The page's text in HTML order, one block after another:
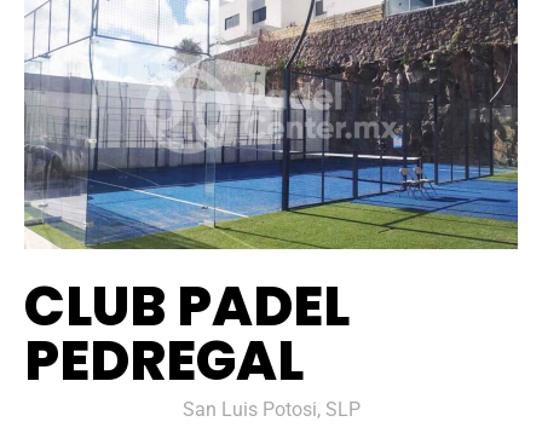
CLUB PADEL
PEDREGAL
San Luis Potosi, SLP